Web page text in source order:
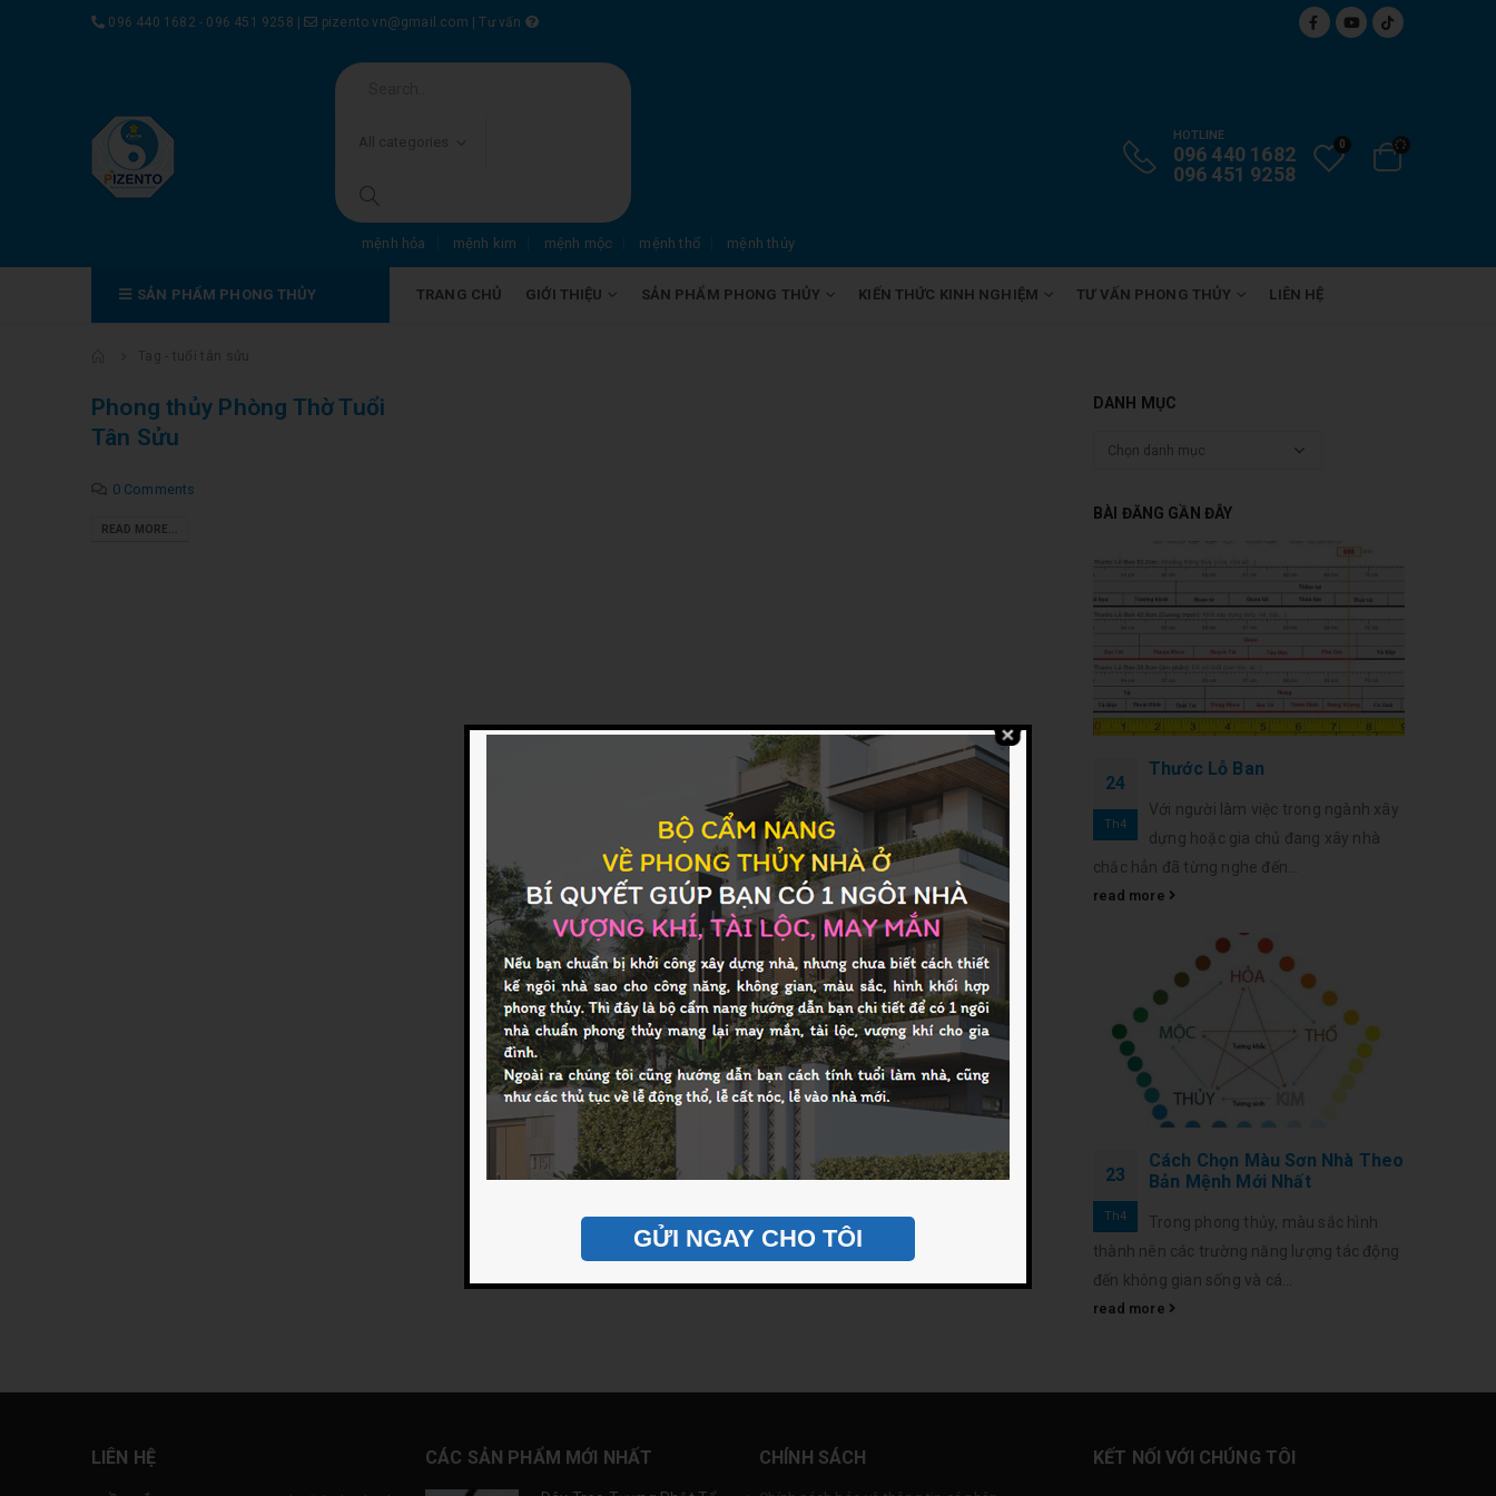
096 440 1682 - 096 451 9258 pizento.vn@gmail.com |Tư vấn
mệnh hỏa mệnh kim mệnh mộc mệnh thổ mệnh thủy
HOTLINE
096 440 1682
096 451 9258
0
SẢN PHẨM PHONG THỦY TRANG CHỦ GIỚI THIỆU SẢN PHẨM PHONG THỦY KIẾN THỨC KINH NGHIỆM TƯ VẤN PHONG THỦY LIÊN HỆ
Phong thủy Phòng Thờ Tuổi
Tân Sửu
0 Comments
READ MORE...
DANH MỤC
Danh
BÀI ĐĂNG GẦN ĐÂY
24
Th4
Thước Lỗ Ban
Với người làm việc trong ngành xây
dựng hoặc gia chủ đang xây nhà
chắc hẳn đã từng nghe đến...
read more
23
Th4
Cách Chọn Màu Sơn Nhà Theo
Bản Mệnh Mới Nhất
Trong phong thủy, màu sắc hình
thành nên các trường năng lượng tác động
đến không gian sống và cá...
read more
LIÊN HỆ CÁC SẢN PHẨM MỚI NHẤT CHÍNH SÁCH KẾT NỐI VỚI CHÚNG TÔI
GỬI NGAY CHO TÔI